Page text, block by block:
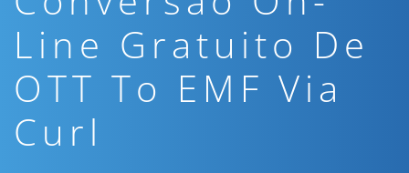
Line Gratuito De
OTT To EMF Via
Curl